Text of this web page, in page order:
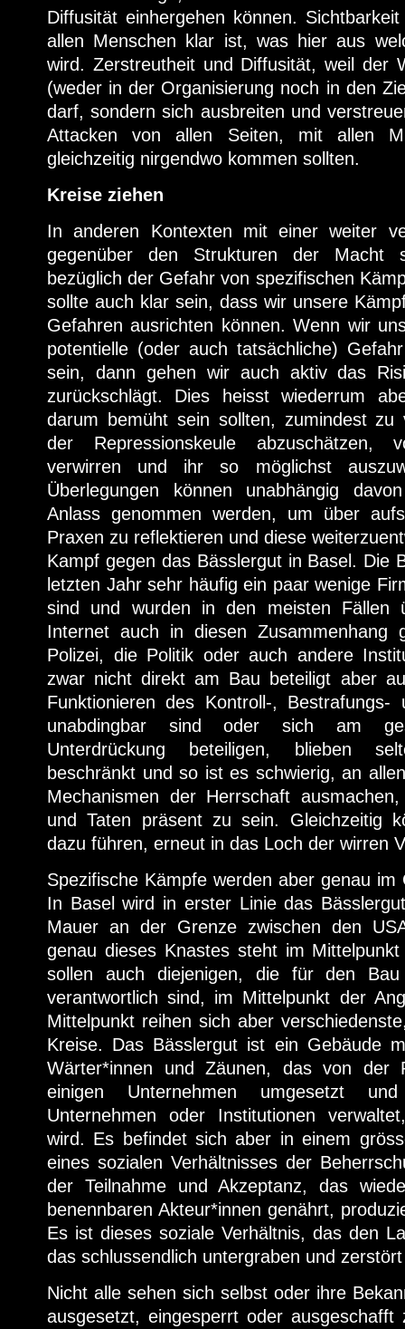
Diffusität einhergehen können.
allen Menschen klar ist, was hier aus
wird. Zerstreutheit und Diffusität, weil der
(weder in der Organisierung noch in den
darf, sondern sich ausbreiten und
Attacken von allen Seiten, mit allen
gleichzeitig nirgendwo kommen sollten.
Kreise ziehen
In anderen Kontexten mit einer weiter
gegenüber den Strukturen der Macht
bezüglich der Gefahr von spezifischen
sollte auch klar sein, dass wir unsere
Gefahren ausrichten können. Wenn wir
potentielle (oder auch tatsächliche)
sein, dann gehen wir auch aktiv das
zurückschlägt. Dies heisst wiederrum
darum bemüht sein sollten, zumindest zu
der Repressionskeule abzuschätzen,
verwirren und ihr so möglichst
Überlegungen können unabhängig
Anlass genommen werden, um über
Praxen zu reflektieren und diese
Kampf gegen das Bässlergut in Basel. Die
letzten Jahr sehr häufig ein paar wenige
sind und wurden in den meisten Fällen
Internet auch in diesen Zusammenhang
Polizei, die Politik oder auch andere
zwar nicht direkt am Bau beteiligt aber
Funktionieren des Kontroll-, Bestrafungs-
unabdingbar sind oder sich am
Unterdrückung beteiligen, blieben
beschränkt und so ist es schwierig, an
Mechanismen der Herrschaft
und Taten präsent zu sein. Gleichzeitig
dazu führen, erneut in das Loch der wirren
Spezifische Kämpfe werden aber genau
In Basel wird in erster Linie das
Mauer an der Grenze zwischen den
genau dieses Knastes steht im
sollen auch diejenigen, die für den
verantwortlich sind, im Mittelpunkt der
Mittelpunkt reihen sich aber
Kreise. Das Bässlergut ist ein Gebäude
Wärter*innen und Zäunen, das von der
einigen Unternehmen umgesetzt
Unternehmen oder Institutionen
wird. Es befindet sich aber in einem
eines sozialen Verhältnisses der
der Teilnahme und Akzeptanz, das
benennbaren Akteur*innen genährt,
Es ist dieses soziale Verhältnis, das den
das schlussendlich untergraben und
Nicht alle sehen sich selbst oder ihre
ausgesetzt, eingesperrt oder